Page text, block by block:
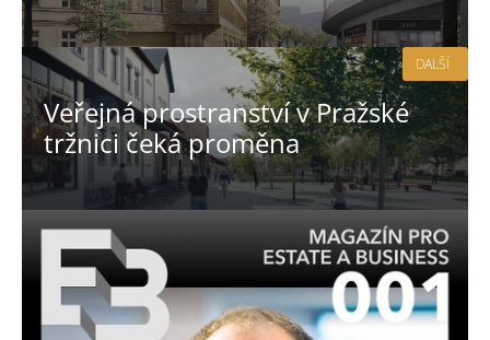
Veřejná prostranství v Pražské
tržnici čeká proměna
DALŠÍ